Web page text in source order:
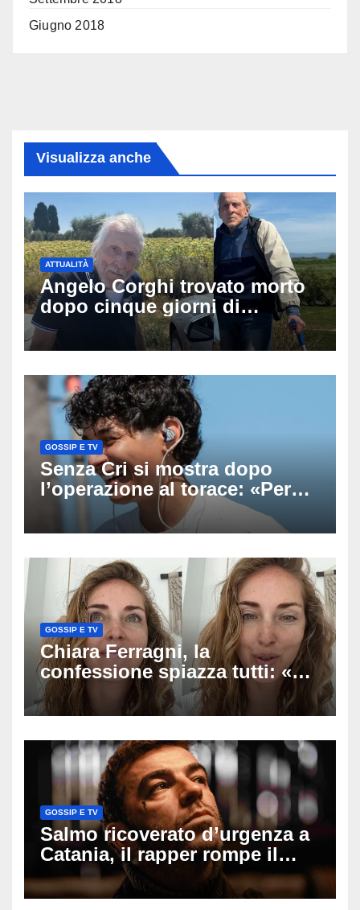
Giugno 2018
Visualizza anche
ATTUALITÀ
Angelo Corghi trovato morto
dopo cinque giorni di
ricerche: il giallo dell’80enne
scomparso dopo essere
GOSSIP E TV
Senza Cri si mostra dopo
l’operazione al torace: «Per
anni mi sentivo in trappola», il
racconto sul difficile percorso
GOSSIP E TV
Chiara Ferragni, la
confessione spiazza tutti: «Un
mio ex voleva che mi rifacessi
il seno». Poi svela i ritocchi di
GOSSIP E TV
Salmo ricoverato d’urgenza a
Catania, il rapper rompe il
silenzio dopo la notte in
ospedale: come sta e cosa